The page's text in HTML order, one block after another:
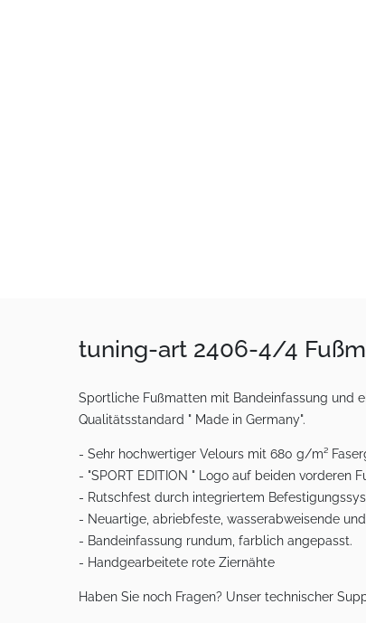
tuning-art 2406-4/4
Sportliche Fußmatten mit Bandeinfassung und
Qualitätsstandard " Made in Germany".
- Sehr hochwertiger Velours mit 680 g/m²
- "SPORT EDITION " Logo auf beiden vorderen
- Rutschfest durch integriertem
- Neuartige, abriebfeste, wasserabweisende
- Bandeinfassung rundum, farblich angepasst.
- Handgearbeitete rote Ziernähte
Haben Sie noch Fragen? Unser technischer